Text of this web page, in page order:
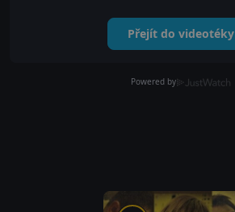
Přejít do videotéky
Powered by